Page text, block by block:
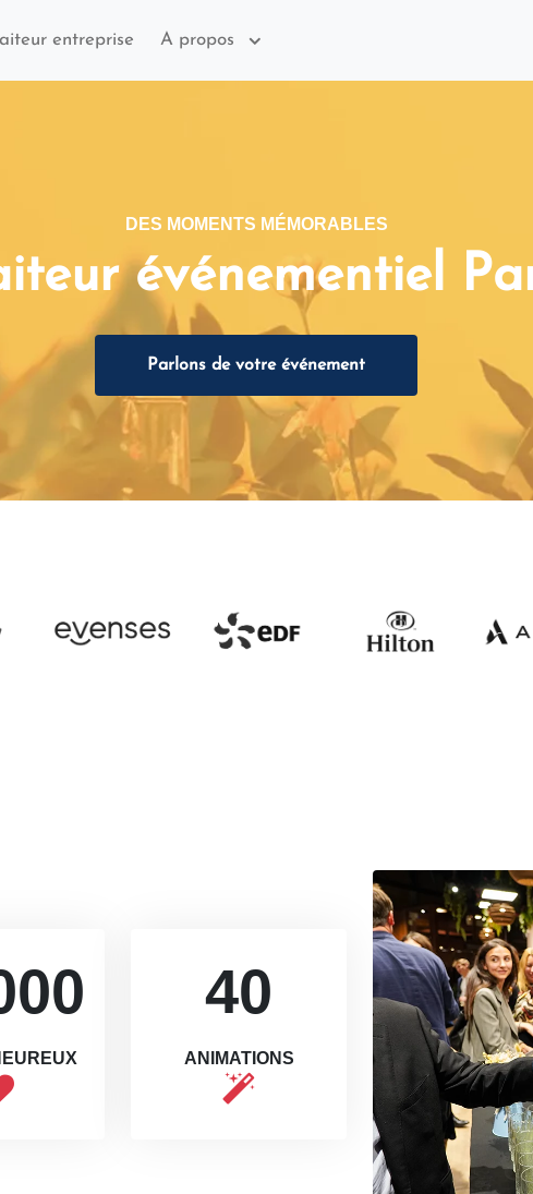
entreprise A propos
DES MOMENTS MÉMORABLES
événementiel
Parlons de votre événement
40
ANIMATIONS